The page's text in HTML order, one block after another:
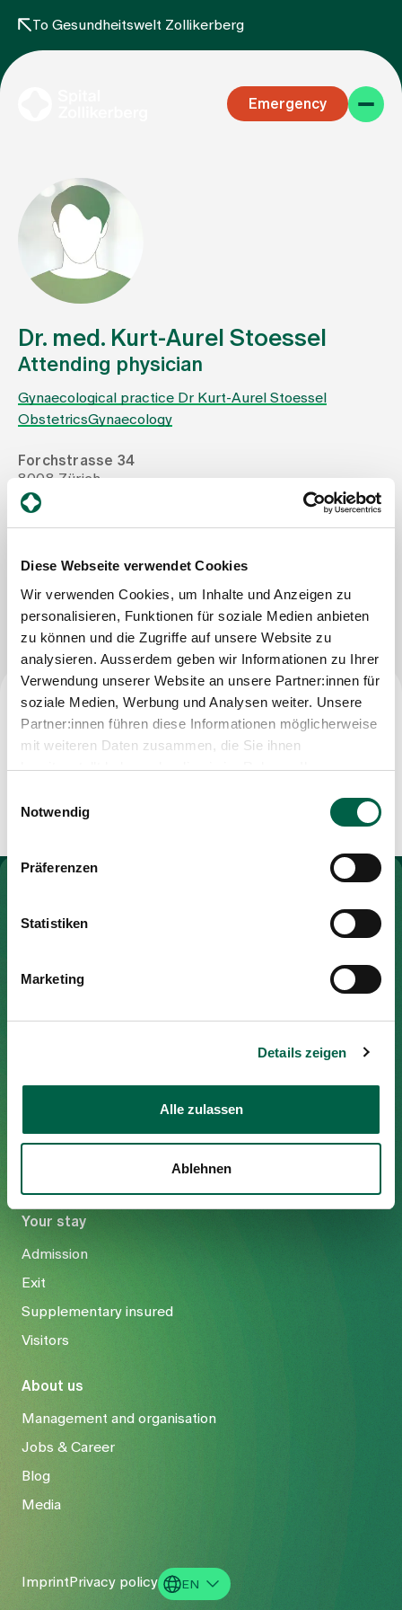
Diese Webseite verwendet Cookies
Wir verwenden Cookies, um Inhalte und Anzeigen zu
personalisieren, Funktionen für soziale Medien anbieten
zu können und die Zugriffe auf unsere Website zu
analysieren. Ausserdem geben wir Informationen zu Ihrer
Verwendung unserer Website an unsere Partner:innen für
soziale Medien, Werbung und Analysen weiter. Unsere
Partner:innen führen diese Informationen möglicherweise
mit weiteren Daten zusammen, die Sie ihnen
bereitgestellt haben oder die sie im Rahmen Ihrer
Notwendig
Präferenzen
Statistiken
Marketing
Details zeigen
Alle zulassen
Ablehnen
To Gesundheitswelt Zollikerberg
Emergency
Specialist areas
Stay
Team
Events
About us
Latest news
Jobs & Career
Baby gallery
Media
Dr. med. Kurt-Aurel Stoessel
Attending physician
Gynaecological practice Dr Kurt-Aurel Stoessel
ObstetricsGynaecology
Forchstrasse 34
8008 Zürich
Tel
Write Message
Specialist title
Your stay
Admission
Exit
Supplementary insured
Visitors
About us
Management and organisation
Jobs & Career
Blog
Media
8125 Zollikerberg
Imprint Privacy policy
EN